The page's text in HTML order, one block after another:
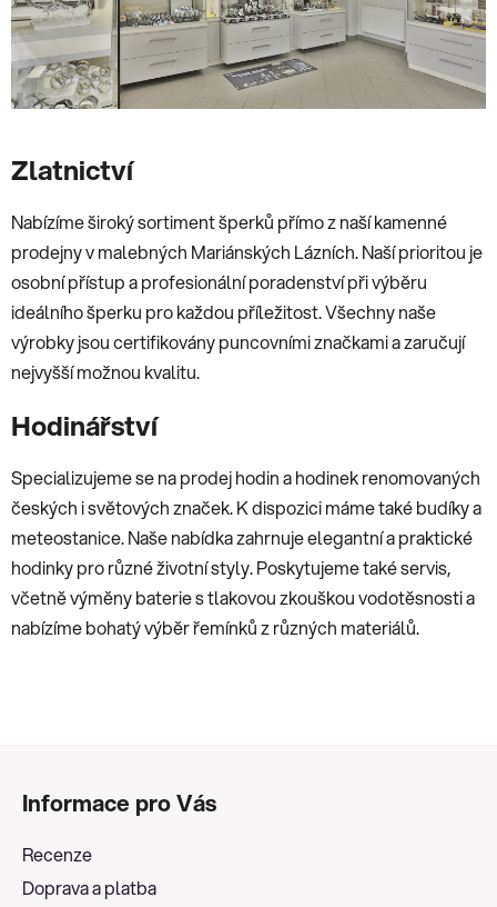
Zlatnictví
Nabízíme široký sortiment šperků přímo z naší kamenné
prodejny v malebných Mariánských Lázních. Naší prioritou je
osobní přístup a profesionální poradenství při výběru
ideálního šperku pro každou příležitost. Všechny naše
výrobky jsou certifikovány puncovními značkami a zaručují
nejvyšší možnou kvalitu.
Hodinářství
Specializujeme se na prodej hodin a hodinek renomovaných
českých i světových značek. K dispozici máme také budíky a
meteostanice. Naše nabídka zahrnuje elegantní a praktické
hodinky pro různé životní styly. Poskytujeme také servis,
včetně výměny baterie s tlakovou zkouškou vodotěsnosti a
nabízíme bohatý výběr řemínků z různých materiálů.
Informace pro Vás
Recenze
Doprava a platba